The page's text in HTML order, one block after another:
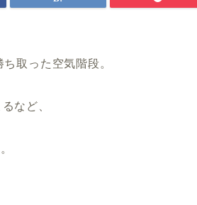
ち取った空気階段。
など、